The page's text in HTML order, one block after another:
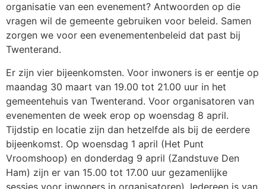
organisatie van een evenement? Antwoorden op die
vragen wil de gemeente gebruiken voor beleid. Samen
zorgen we voor een evenementenbeleid dat past bij
Twenterand.
Er zijn vier bijeenkomsten. Voor inwoners is er eentje op
maandag 30 maart van 19.00 tot 21.00 uur in het
gemeentehuis van Twenterand. Voor organisatoren van
evenementen de week erop op woensdag 8 april.
Tijdstip en locatie zijn dan hetzelfde als bij de eerdere
bijeenkomst. Op woensdag 1 april (Het Punt
Vroomshoop) en donderdag 9 april (Zandstuve Den
Ham) zijn er van 15.00 tot 17.00 uur gezamenlijke
sessies voor inwoners in organisatoren). Iedereen is van